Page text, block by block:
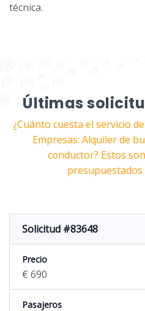
técnica.
Últimas
¿Cuánto cuesta el servicio
Empresas: Alquiler de
conductor? Estos
presupuestados
Solicitud #83648
Precio
€ 690
Pasajeros